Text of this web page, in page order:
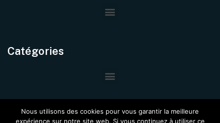
Catégories
Nous utilisons des cookies pour vous garantir la meilleure
expérience sur notre site web. Si vous continuez à utiliser ce